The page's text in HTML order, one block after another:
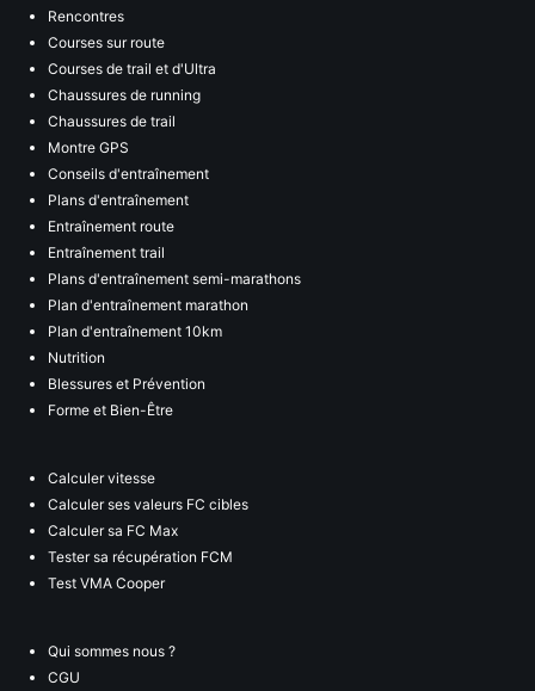
Rencontres
Courses sur route
Courses de trail et d'Ultra
Chaussures de running
Chaussures de trail
Montre GPS
Conseils d'entraînement
Plans d'entraînement
Entraînement route
Entraînement trail
Plans d'entraînement semi-marathons
Plan d'entraînement marathon
Plan d'entraînement 10km
Nutrition
Blessures et Prévention
Forme et Bien-Être
Calculer vitesse
Calculer ses valeurs FC cibles
Calculer sa FC Max
Tester sa récupération FCM
Test VMA Cooper
Qui sommes nous ?
CGU